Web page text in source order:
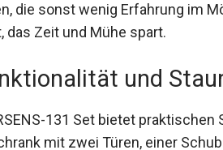
die sonst wenig Erfahrung im
das Zeit und Mühe spart.
und
131 Set bietet
mit zwei Türen, einer